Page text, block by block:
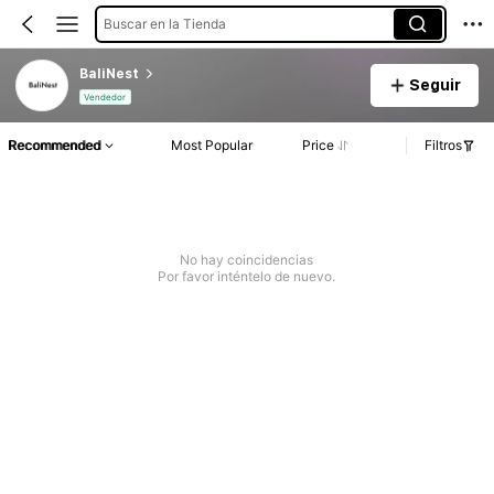
Buscar en la Tienda
BaliNest
Vendedor
Seguir
Recommended Most Popular Price Filtros
No hay coincidencias
Por favor inténtelo de nuevo.